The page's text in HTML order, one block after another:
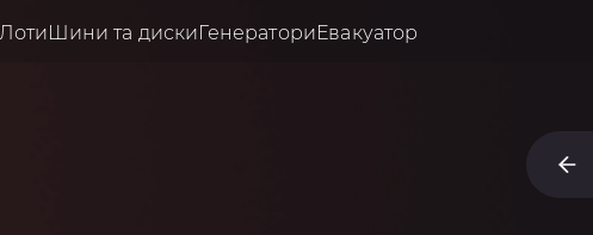
ЛотиШини та дискиГенераториЕвакуатор